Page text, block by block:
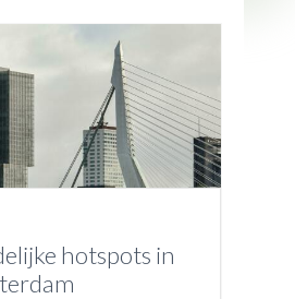
hotspots in